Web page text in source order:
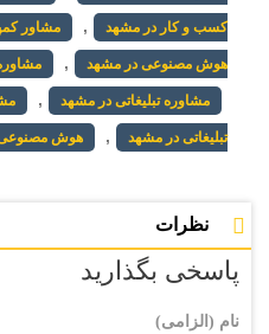
کسب و کار در مشهد , مشاور
هوش مصنوعی در مشهد ,
مشاوره تبلیغاتی در مشهد ,
تبلیغاتی در مشهد , هوش
نظرات
پاسخی بگذارید
نام (الزامی)